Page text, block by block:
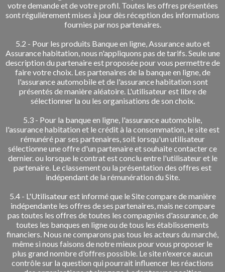
votre demande et de votre profil. Toutes les offres présentées
sont régulièrement mises à jour dès réception des informations
fournies par nos partenaires.
5.2 - Pour les produits Banque en ligne, Assurance auto et
Assurance habitation, nous n'appliquons pas de tarifs. Seule une
description du partenaire est proposée pour vous permettre de
faire votre choix. Les partenaires de la banque en ligne, de
l'assurance automobile et de l'assurance habitation sont
présentés de manière aléatoire. L'utilisateur est libre de
sélectionner la ou les organisations de son choix.
5.3 - Pour la banque en ligne, l'assurance automobile,
l'assurance habitation et le crédit à la consommation, le site est
rémunéré par ses partenaires, soit lorsqu'un utilisateur
sélectionne une offre d'un partenaire et souhaite contacter ce
dernier. ou lorsque le contrat est conclu entre l'utilisateur et le
partenaire. Le classement ou la présentation des offres est
indépendant de la rémunération du Site.
5.4 - L'Utilisateur est informé que le Site compare de manière
indépendante les offres de ses partenaires, mais ne compare
pas toutes les offres de toutes les compagnies d'assurance, de
toutes les banques en ligne ou de tous les établissements
financiers. Nous ne comparons pas tous les acteurs du marché,
même si nous faisons de notre mieux pour vous proposer le
plus grand nombre d'offres possible. Le site n'exerce aucun
contrôle sur la question qui pourrait influencer les réactions